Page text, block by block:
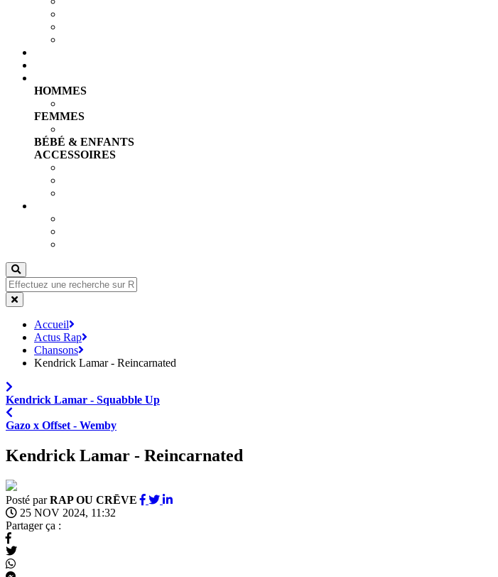
HOMMES
FEMMES
BÉBÉ & ENFANTS
ACCESSOIRES
Accueil
Actus Rap
Chansons
Kendrick Lamar - Reincarnated
Kendrick Lamar - Squabble Up
Gazo x Offset - Wemby
Kendrick Lamar - Reincarnated
Posté parRAP OU CRĒVE
25 NOV 2024, 11:32
Partager ça :